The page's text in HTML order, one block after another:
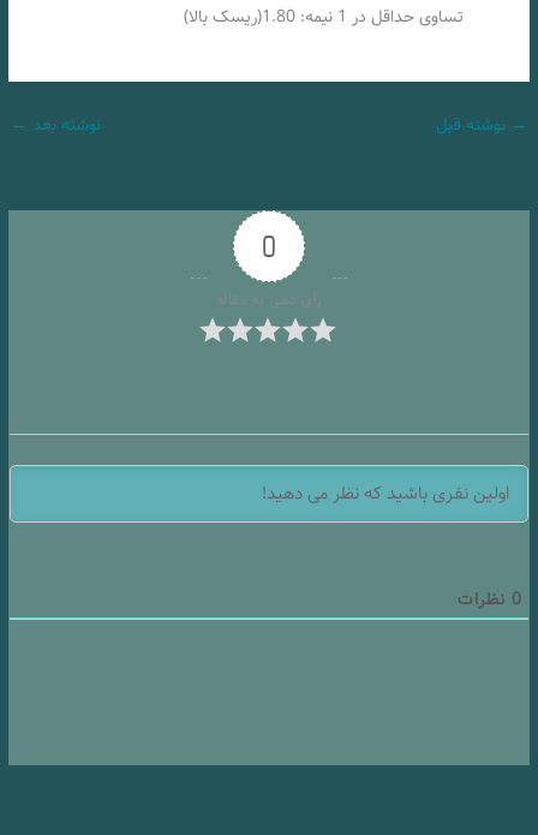
تساوی حداقل در 1 نیمه: 1.80(ریسک بالا)
→ نوشته قبل نوشته بعد ←
0
رأی دهی به مقاله
0 نظرات